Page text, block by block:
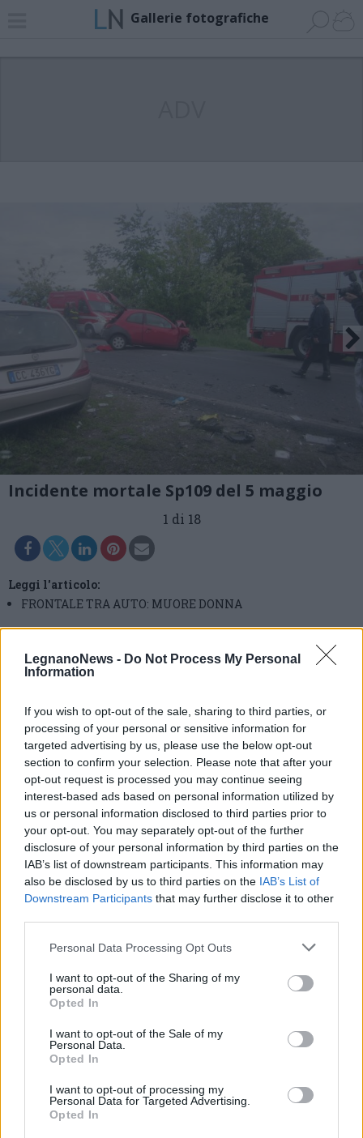
LegnanoNews - Do Not Process My Personal
Information
If you wish to opt-out of the sale, sharing to third parties, or
processing of your personal or sensitive information for
targeted advertising by us, please use the below opt-out
section to confirm your selection. Please note that after your
opt-out request is processed you may continue seeing
interest-based ads based on personal information utilized by
us or personal information disclosed to third parties prior to
your opt-out. You may separately opt-out of the further
disclosure of your personal information by third parties on the
IAB’s list of downstream participants. This information may
also be disclosed by us to third parties on the IAB’s List of
Downstream Participants that may further disclose it to other
Personal Data Processing Opt Outs
I want to opt-out of the Sharing of my
personal data.
Opted In
I want to opt-out of the Sale of my
Personal Data.
Opted In
I want to opt-out of processing my
Personal Data for Targeted Advertising.
Opted In
Gallerie fotografiche
Incidente mortale Sp109 del 5 maggio
1 di 18
Leggi l'articolo:
FRONTALE TRA AUTO: MUORE DONNA
Commenti
Accedioregistratiper commentare questo
commento esprime il pensiero dell'autore e non rappresenta la linea editoriale
di VareseNews.it, che rimane autonoma e indipendente. I messaggi inclusi nei
commenti non sono testi giornalistici, ma post inviati dai singoli lettori che
possono essere automaticamente pubblicati senza filtro preventivo. I commenti
che includano uno o più link a siti esterni verranno rimossi in automatico dal